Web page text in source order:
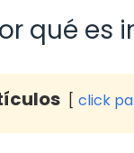
qué es
click